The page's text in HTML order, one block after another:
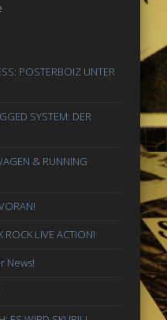
POSTERBOIZ UNTER
SYSTEM: DER
& RUNNING
ROCK LIVE ACTION!
News!